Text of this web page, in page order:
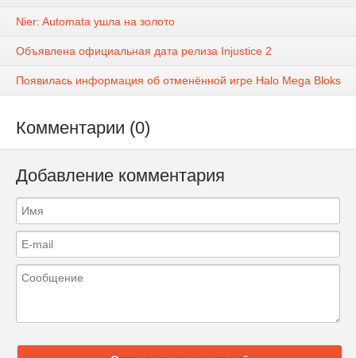
Nier: Automata ушла на золото
Объявлена официальная дата релиза Injustice 2
Появилась информация об отменённой игре Halo Mega Bloks
Комментарии (0)
Добавление комментария